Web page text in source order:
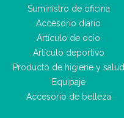
Suministro de oficina
Accesorio diario
Artículo de ocio
Artículo deportivo
Producto de higiene y salud
Equipaje
Accesorio de belleza